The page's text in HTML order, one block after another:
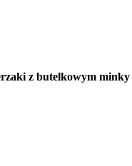
z butelkowym minky